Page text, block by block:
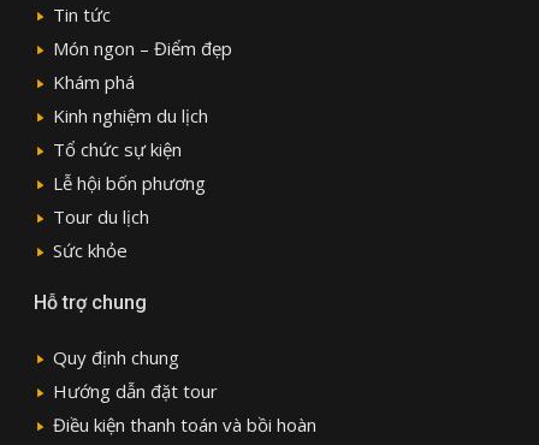
Tin tức
Món ngon – Điểm đẹp
Khám phá
Kinh nghiệm du lịch
Tổ chức sự kiện
Lễ hội bốn phương
Tour du lịch
Sức khỏe
Hỗ trợ chung
Quy định chung
Hướng dẫn đặt tour
Điều kiện thanh toán và bồi hoàn